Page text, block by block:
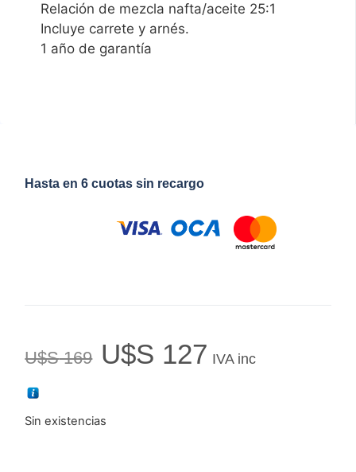
Relación de mezcla nafta/aceite 25:1
Incluye carrete y arnés.
1 año de garantía
Hasta en 6 cuotas sin recargo
U$S169 U$S 127 IVA inc
Sin existencias